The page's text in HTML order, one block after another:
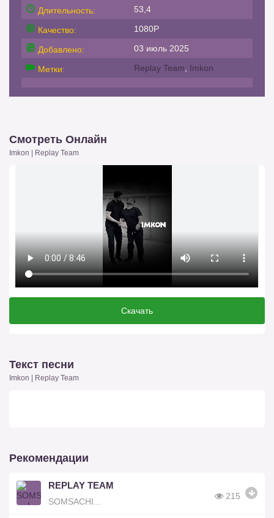
Длительность: 53,4
Качество: 1080P
Добавлено: 03 июль 2025
Метки: Replay Team Imkon
Смотреть Онлайн
Imkon | Replay Team
Скачать
Текст песни
Imkon | Replay Team
Рекомендации
REPLAY TEAM
SOMSACHI...
215